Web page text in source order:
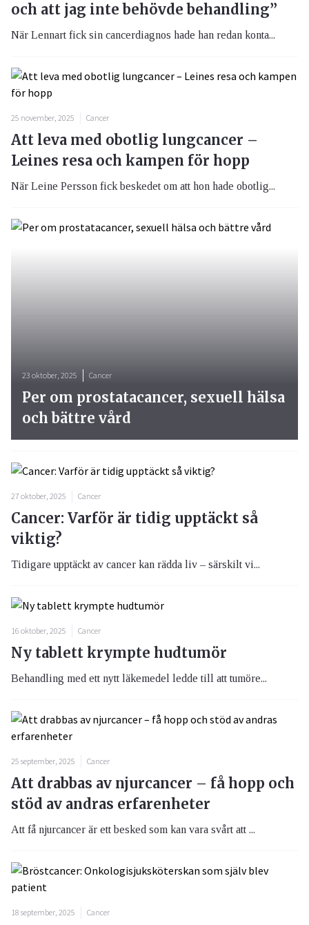
och att jag inte behövde behandling”
När Lennart fick sin cancerdiagnos hade han redan konta...
25 november, 2025 Cancer
Att leva med obotlig lungcancer –
Leines resa och kampen för hopp
När Leine Persson fick beskedet om att hon hade obotlig...
23 oktober, 2025 Cancer
Per om prostatacancer, sexuell hälsa
och bättre vård
27 oktober, 2025 Cancer
Cancer: Varför är tidig upptäckt så
viktig?
Tidigare upptäckt av cancer kan rädda liv – särskilt vi...
16 oktober, 2025 Cancer
Ny tablett krympte hudtumör
Behandling med ett nytt läkemedel ledde till att tumöre...
25 september, 2025 Cancer
Att drabbas av njurcancer – få hopp och
stöd av andras erfarenheter
Att få njurcancer är ett besked som kan vara svårt att ...
18 september, 2025 Cancer